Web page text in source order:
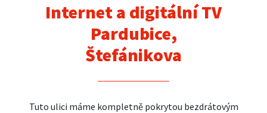
ČEZNET TV
Podpora
Internet a digitální TV
Pardubice,
Štefánikova
Tuto ulici máme kompletně pokrytou bezdrátovým